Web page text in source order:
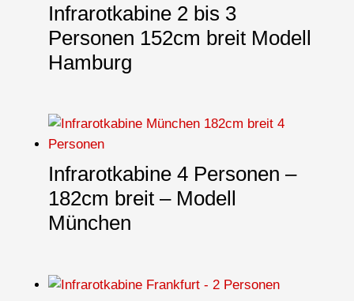
Infrarotkabine 2 bis 3
Personen 152cm breit Modell
Hamburg
Infrarotkabine 4 Personen –
182cm breit – Modell
München